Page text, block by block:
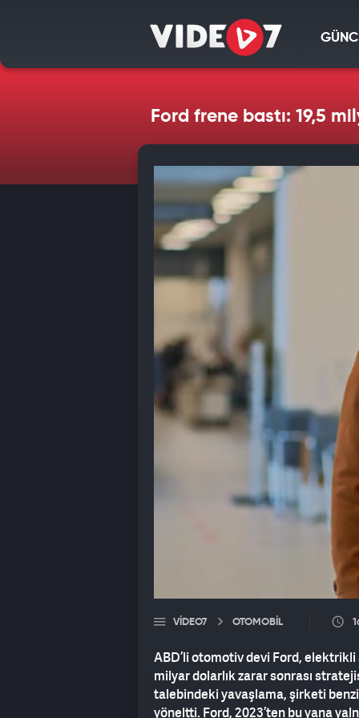
Ford frene bastı: 19,5
VIDEO7 OTOMOBİL
ABD’li otomotiv devi Ford, elektrikli
milyar dolarlık zarar sonrası
talebindeki yavaşlama, şirketi
yöneltti. Ford, 2023’ten bu yana